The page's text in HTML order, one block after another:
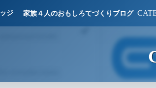
ジ 家族４人のおもしろてづくりブログ